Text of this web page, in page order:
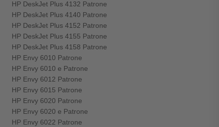
HP DeskJet Plus 4132 Patrone
HP DeskJet Plus 4140 Patrone
HP DeskJet Plus 4152 Patrone
HP DeskJet Plus 4155 Patrone
HP DeskJet Plus 4158 Patrone
HP Envy 6010 Patrone
HP Envy 6010 e Patrone
HP Envy 6012 Patrone
HP Envy 6015 Patrone
HP Envy 6020 Patrone
HP Envy 6020 e Patrone
HP Envy 6022 Patrone